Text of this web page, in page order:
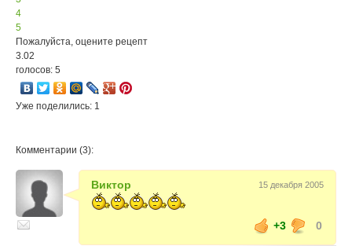
4
5
Пожалуйста, оцените рецепт
3.02
голосов: 5
Уже поделились: 1
Комментарии (3):
Виктор 15 декабря 2005
+3 0